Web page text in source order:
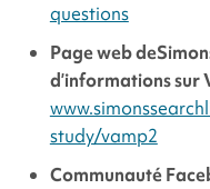
questions
Page web de
d’informations sur
study/vamp2
Communauté